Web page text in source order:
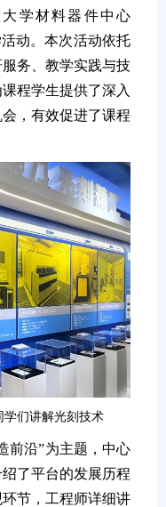
大学材料器件中心
动。本次活动依托
务、教学实践与技
程学生提供了深入
，有效促进了课程
学们讲解光刻技术
前沿”为主题，中心
了平台的发展历程
节，工程师详细讲